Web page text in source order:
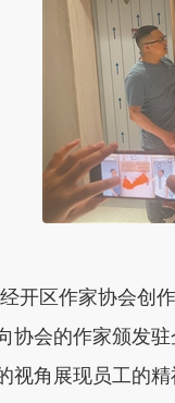
区作家协会创作
协会的作家颁发
视角展现员工的精